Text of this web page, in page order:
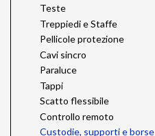
Teste
Treppiedi e Staffe
Pellicole protezione
Cavi sincro
Paraluce
Tappi
Scatto flessibile
Controllo remoto
Custodie, supporti e borse